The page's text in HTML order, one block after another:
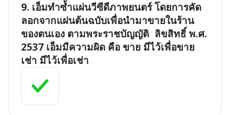
9. เอ็มทำซ้ำแผ่นวีซีดีภาพยนตร์ โดยการคัด
ลอกจากแผ่นต้นฉบับเพื่อนำมาขายในร้าน
ของตนเอง ตามพระราชบัญญัติ	ลิขสิทธิ์ พ.ศ.
2537 เอ็มมีความผิด คือ ขาย มีไว้เพื่อขาย